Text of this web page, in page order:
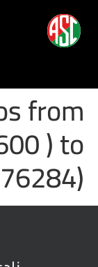
from
) to